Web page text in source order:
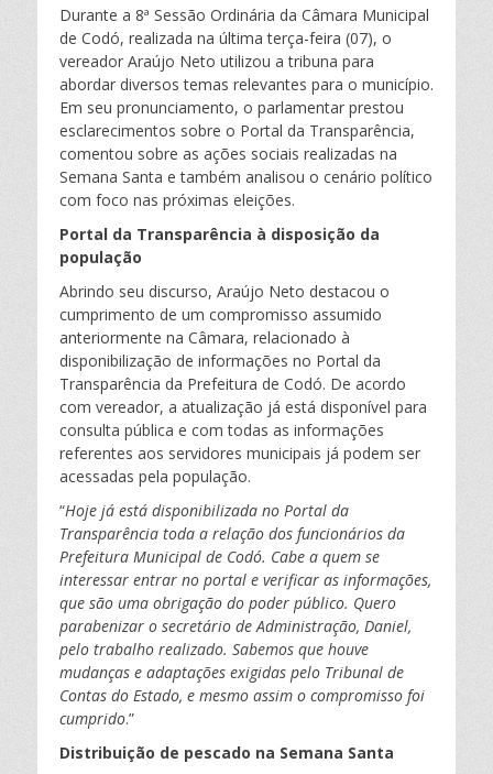
a
Durante a 8ª Sessão Ordinária da Câmara Municipal
de Codó, realizada na última terça-feira (07), o
vereador Araújo Neto utilizou a tribuna para
abordar diversos temas relevantes para o município.
Em seu pronunciamento, o parlamentar prestou
esclarecimentos sobre o Portal da Transparência,
comentou sobre as ações sociais realizadas na
Semana Santa e também analisou o cenário político
com foco nas próximas eleições.
Portal da Transparência à disposição da
população
Abrindo seu discurso, Araújo Neto destacou o
cumprimento de um compromisso assumido
anteriormente na Câmara, relacionado à
disponibilização de informações no Portal da
Transparência da Prefeitura de Codó. De acordo
com vereador, a atualização já está disponível para
consulta pública e com todas as informações
referentes aos servidores municipais já podem ser
acessadas pela população.
“Hoje já está disponibilizada no Portal da
Transparência toda a relação dos funcionários da
Prefeitura Municipal de Codó. Cabe a quem se
interessar entrar no portal e verificar as informações,
que são uma obrigação do poder público. Quero
parabenizar o secretário de Administração, Daniel,
pelo trabalho realizado. Sabemos que houve
mudanças e adaptações exigidas pelo Tribunal de
Contas do Estado, e mesmo assim o compromisso foi
cumprido.”
Distribuição de pescado na Semana Santa